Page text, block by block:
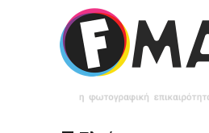
Παράκαμψη προς το κυρίως περιεχόμενο